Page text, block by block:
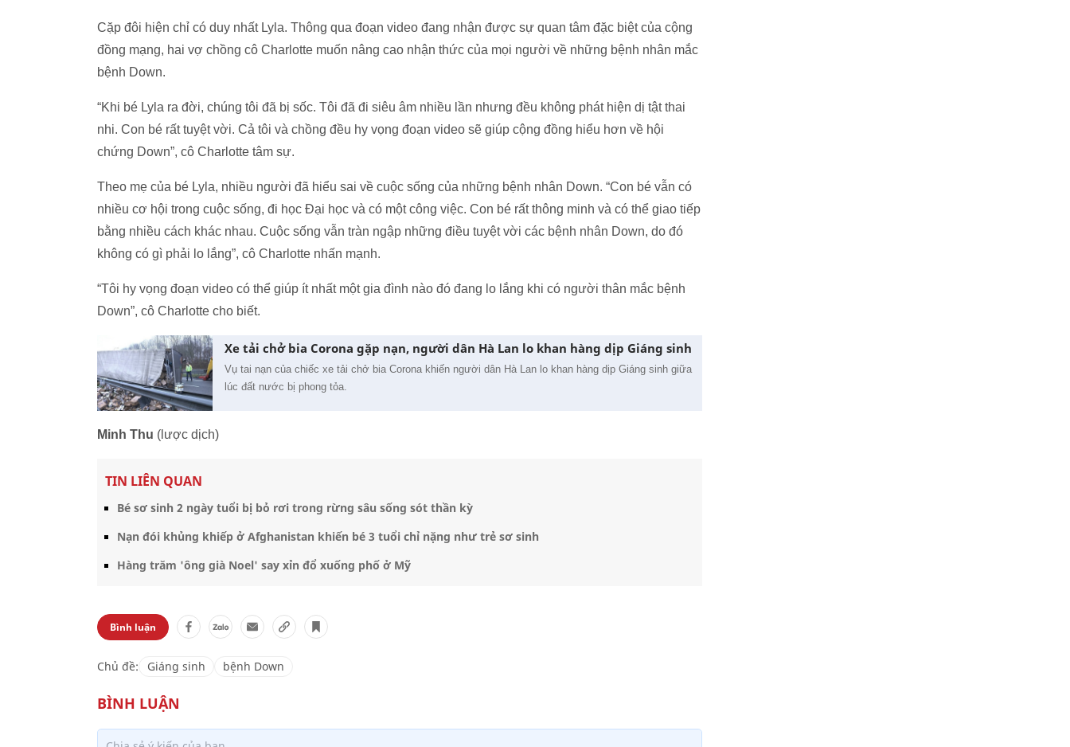
Cặp đôi hiện chỉ có duy nhất Lyla. Thông qua đoạn video đang nhận được sự quan tâm đặc biệt của cộng
đồng mạng, hai vợ chồng cô Charlotte muốn nâng cao nhận thức của mọi người về những bệnh nhân mắc
bệnh Down.
“Khi bé Lyla ra đời, chúng tôi đã bị sốc. Tôi đã đi siêu âm nhiều lần nhưng đều không phát hiện dị tật thai
nhi. Con bé rất tuyệt vời. Cả tôi và chồng đều hy vọng đoạn video sẽ giúp cộng đồng hiểu hơn về hội
chứng Down”, cô Charlotte tâm sự.
Theo mẹ của bé Lyla, nhiều người đã hiểu sai về cuộc sống của những bệnh nhân Down. “Con bé vẫn có
nhiều cơ hội trong cuộc sống, đi học Đại học và có một công việc. Con bé rất thông minh và có thể giao tiếp
bằng nhiều cách khác nhau. Cuộc sống vẫn tràn ngập những điều tuyệt vời các bệnh nhân Down, do đó
không có gì phải lo lắng”, cô Charlotte nhấn mạnh.
“Tôi hy vọng đoạn video có thể giúp ít nhất một gia đình nào đó đang lo lắng khi có người thân mắc bệnh
Down”, cô Charlotte cho biết.
Xe tải chở bia Corona gặp nạn, người dân Hà Lan lo khan hàng dịp Giáng sinh
Vụ tai nạn của chiếc xe tải chở bia Corona khiến người dân Hà Lan lo khan hàng dịp Giáng sinh giữa
lúc đất nước bị phong tỏa.
Minh Thu (lược dịch)
TIN LIÊN QUAN
Bé sơ sinh 2 ngày tuổi bị bỏ rơi trong rừng sâu sống sót thần kỳ
Nạn đói khủng khiếp ở Afghanistan khiến bé 3 tuổi chỉ nặng như trẻ sơ sinh
Hàng trăm 'ông già Noel' say xỉn đổ xuống phố ở Mỹ
Bình luận
Chủ đề: Giáng sinh bệnh Down